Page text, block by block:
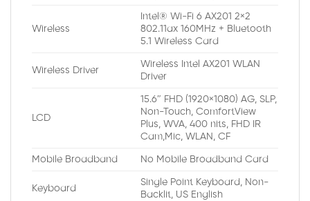
Wireless
Intel® Wi-Fi 6 AX201 2×2
802.11ax 160MHz + Bluetooth
5.1 Wireless Card
Wireless Driver
Wireless Intel AX201 WLAN
Driver
LCD
15.6″ FHD (1920×1080) AG, SLP,
Non-Touch, ComfortView
Plus, WVA, 400 nits, FHD IR
Cam,Mic, WLAN, CF
Mobile Broadband No Mobile Broadband Card
Keyboard
Single Point Keyboard, Non-
Backlit, US English